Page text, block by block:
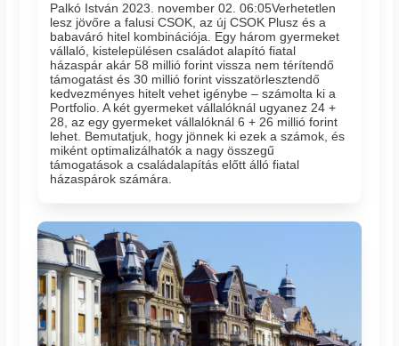
Palkó István 2023. november 02. 06:05​Verhetetlen
lesz jövőre a falusi CSOK, az új CSOK Plusz és a
babaváró hitel kombinációja. Egy három gyermeket
vállaló, kistelepülésen családot alapító fiatal
házaspár akár 58 millió forint vissza nem térítendő
támogatást és 30 millió forint visszatörlesztendő
kedvezményes hitelt vehet igénybe – számolta ki a
Portfolio. A két gyermeket vállalóknál ugyanez 24 +
28, az egy gyermeket vállalóknál 6 + 26 millió forint
lehet. Bemutatjuk, hogy jönnek ki ezek a számok, és
miként optimalizálhatók a nagy összegű
támogatások a családalapítás előtt álló fiatal
házaspárok számára.